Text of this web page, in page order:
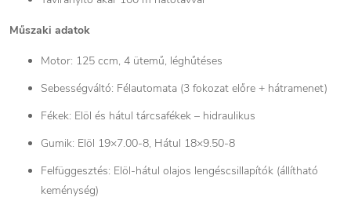
Műszaki adatok
Motor: 125 ccm, 4 ütemű, léghűtéses
Sebességváltó: Félautomata (3 fokozat előre + hátramenet)
Fékek: Elöl és hátul tárcsafékek – hidraulikus
Gumik: Elöl 19×7.00-8, Hátul 18×9.50-8
Felfüggesztés: Elöl-hátul olajos lengéscsillapítók (állítható
keménység)